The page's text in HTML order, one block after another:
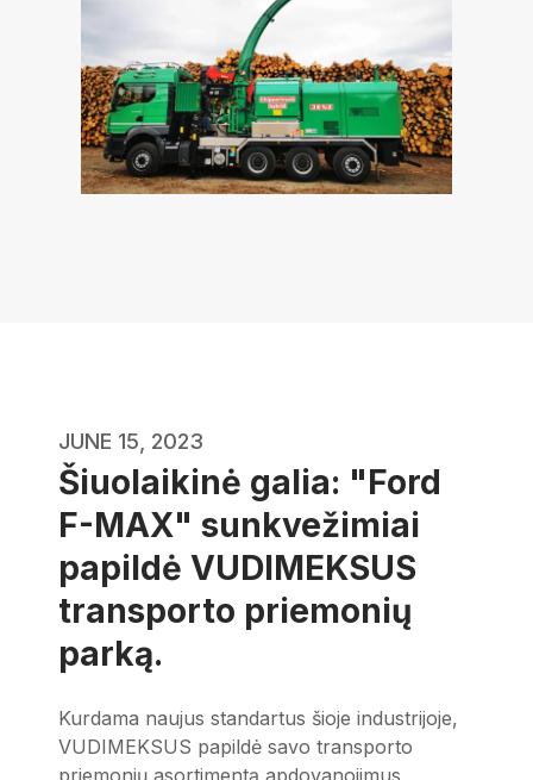
JUNE 15, 2023
Šiuolaikinė galia: "Ford
F-MAX" sunkvežimiai
papildė VUDIMEKSUS
transporto priemonių
parką.
Kurdama naujus standartus šioje industrijoje,
VUDIMEKSUS papildė savo transporto
priemonių asortimentą apdovanojimus